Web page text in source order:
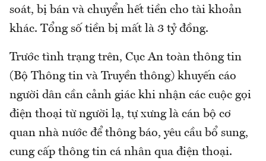
soát, bị bán và chuyển hết tiền cho tài khoản
khác. Tổng số tiền bị mất là 3 tỷ đồng.
Trước tình trạng trên, Cục An toàn thông tin
(Bộ Thông tin và Truyền thông) khuyến cáo
người dân cần cảnh giác khi nhận các cuộc gọi
điện thoại từ người lạ, tự xưng là cán bộ cơ
quan nhà nước để thông báo, yêu cầu bổ sung,
cung cấp thông tin cá nhân qua điện thoại.